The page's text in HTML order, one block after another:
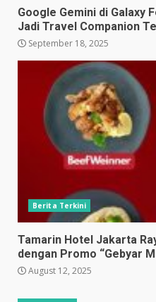
Google Gemini di Galaxy
Jadi Travel Companion
September 18, 2025
Berita Terkini
Tamarin Hotel Jakarta
dengan Promo “Gebyar
August 12, 2025